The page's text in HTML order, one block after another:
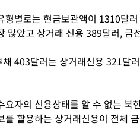
형별로는 현금보관액이 1310달러
많았고 상거래 신용 389달러, 금
채 403달러는 상거래신용 321달
요자의 신용상태를 알 수 없는 북
를 활용하는 상거래신용이 전체